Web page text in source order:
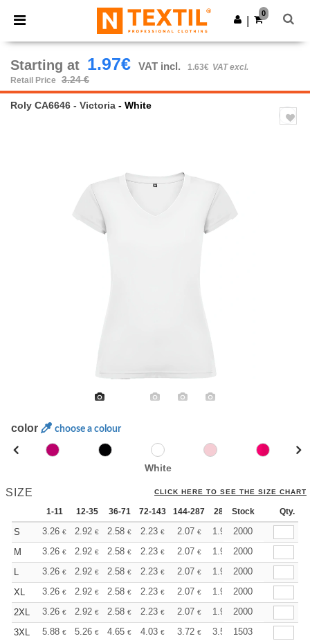
× Ntextil App
Better prices on app!
Get the app
0
Starting at 1.97€ VAT incl. 1.63€ VAT excl.
Retail Price
3.24 €
Roly CA6646 - Victoria - White
color choose a colour
White
SIZE CLICK HERE TO SEE THE SIZE CHART
1-11 12-35 36-71 72-143 144-287 288 + More
Stock Qty.
S 3.26 € 2.92 € 2.58 € 2.23 € 2.07 € 1.97 € +
2000
M
3.26 € 2.92 € 2.58 € 2.23 € 2.07 € 1.97 € +
2000
L
3.26 € 2.92 € 2.58 € 2.23 € 2.07 € 1.97 € +
2000
XL
3.26 € 2.92 € 2.58 € 2.23 € 2.07 € 1.97 € +
2000
2XL
3.26 € 2.92 € 2.58 € 2.23 € 2.07 € 1.97 € +
2000
3XL
5.88 € 5.26 € 4.65 € 4.03 € 3.72 € 3.56 € +
1503